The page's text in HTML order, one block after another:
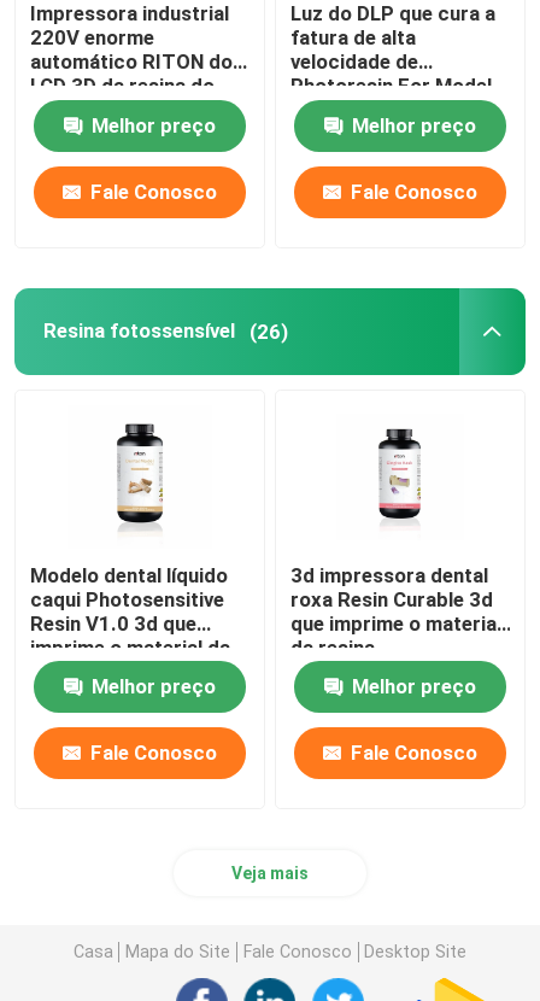
Impressora industrial
220V enorme
automático RITON do
LCD 3D da resina do
ISO 13485
Melhor preço
Fale Conosco
Luz do DLP que cura a
fatura de alta
velocidade de
Photoresin For Model
da impressora 3d
Melhor preço
Fale Conosco
Resina fotossensível (26)
Modelo dental líquido
caqui Photosensitive
Resin V1.0 3d que
imprime o material da
resina
Melhor preço
Fale Conosco
3d impressora dental
roxa Resin Curable 3d
que imprime o material
da resina
Melhor preço
Fale Conosco
Veja mais
Casa Mapa do Site Fale Conosco Desktop Site